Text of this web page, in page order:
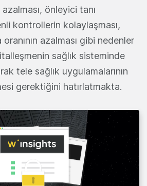
önleyici tanı
kontrollerin kolaylaşması,
azalması gibi nedenler
sağlık sisteminde
tele sağlık uygulamalarının
gerektiğini hatırlatmakta.